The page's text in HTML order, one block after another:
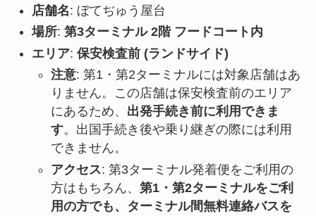
店舗名: ぼてぢゅう屋台
場所: 第3ターミナル 2階 フードコート内
エリア: 保安検査前 (ランドサイド)
注意: 第1・第2ターミナルには対象店舗はあ
りません。この店舗は保安検査前のエリア
にあるため、 出発手続き前に利用できま
す。出国手続き後や乗り継ぎの際には利用
できません。
アクセス: 第3ターミナル発着便をご利用の
方はもちろん、 第1・第2ターミナルをご利
用の方でも、ターミナル間無料連絡バスを